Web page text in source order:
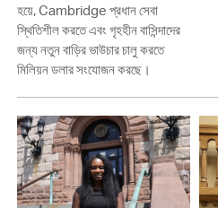
হয়ে, Cambridge প্রধান সেবা
স্থিতিশীল করতে এবং গৃহহীন বাসিন্দাদের
জন্য নতুন বাড়ির ভাউচার চালু করতে
মিলিয়ন ডলার সংযোজন করছে।